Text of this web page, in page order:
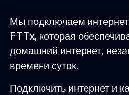
Мы подключаем интернет
FTTx, которая
домашний интернет,
времени суток.
Подключить интернет и